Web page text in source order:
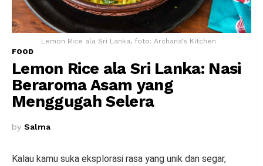
Lemon Rice ala Sri Lanka, foto: Archana's Kitchen
FOOD
Lemon Rice ala Sri Lanka: Nasi
Beraroma Asam yang
Menggugah Selera
by Salma
Kalau kamu suka eksplorasi rasa yang unik dan segar,